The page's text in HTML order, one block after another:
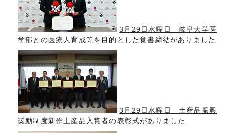
3月29日水曜日 岐阜大学医
学部との医療人育成等を目的とした覚書締結がありました
3月29日水曜日 土産品振興
奨励制度新作土産品入賞者の表彰式がありました